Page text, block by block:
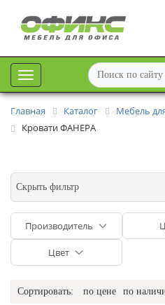
Меню
Главная Каталог Мебель
Кровати ФАНЕРА
Скрыть фильтр
Производитель
Цвет
Сортировать: по цене по